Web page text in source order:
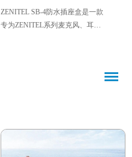
ZENITEL SB-4防水插座盒是一款
专为ZENITEL系列麦克风、耳机
备大